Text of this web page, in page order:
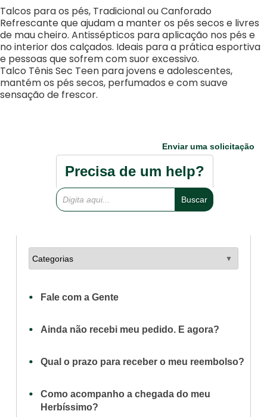
Talcos para os pés, Tradicional ou Canforado
Refrescante que ajudam a manter os pés secos e livres
de mau cheiro. Antissépticos para aplicação nos pés e
no interior dos calçados. Ideais para a prática esportiva
e pessoas que sofrem com suor excessivo.
Talco Tênis Sec Teen para jovens e adolescentes,
mantém os pés secos, perfumados e com suave
sensação de frescor.